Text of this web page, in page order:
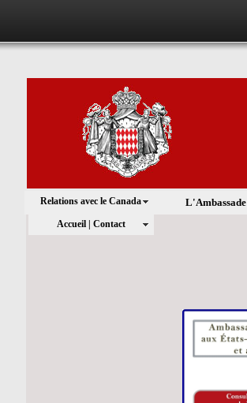
Relations avec le Canada L'Ambassade
Accueil | Contact